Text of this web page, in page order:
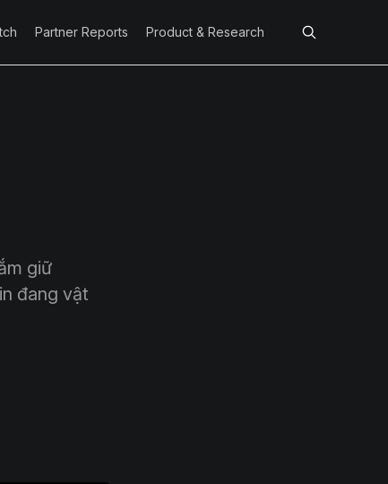
Partner Reports Product & Research
giữ
đang vật